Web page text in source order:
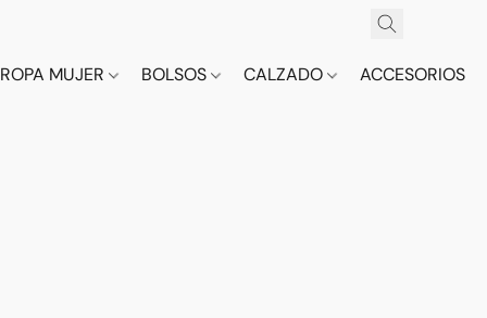
ROPA MUJER BOLSOS CALZADO ACCESORIOS